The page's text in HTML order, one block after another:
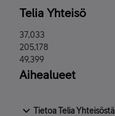
Telia Yhteisö
37,033
205,178
49,399
Aihealueet
Tietoa Telia Yhteisöstä